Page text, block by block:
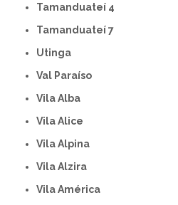
Tamanduateí 4
Tamanduateí 7
Utinga
Val Paraíso
Vila Alba
Vila Alice
Vila Alpina
Vila Alzira
Vila América